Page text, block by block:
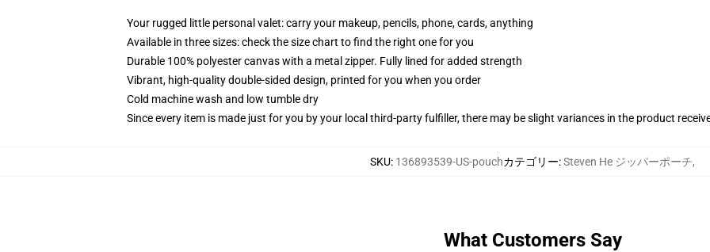
Your rugged little personal valet: carry your makeup, pencils, phone, cards, anything
Available in three sizes: check the size chart to find the right one for you
Durable 100% polyester canvas with a metal zipper. Fully lined for added strength
Vibrant, high-quality double-sided design, printed for you when you order
Cold machine wash and low tumble dry
Since every item is made just for you by your local third-party fulfiller, there may be slight variances in the product
SKU: 136893539-US-pouchカテゴリー:Steven He ジッパーポーチ,
What Customers Say